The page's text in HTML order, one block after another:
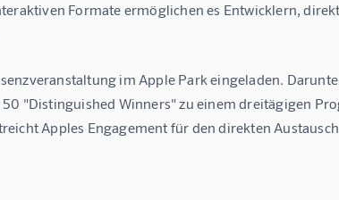
Formate ermöglichen es Entwicklern,
im Apple Park eingeladen.
"Distinguished Winners" zu einem dreitägigen
Apples Engagement für den direkten